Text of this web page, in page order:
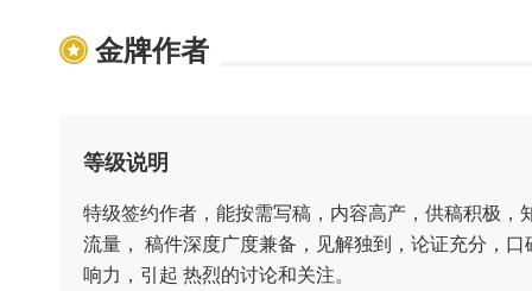
金牌作者
等级说明
特级签约作者，能按需写稿，内容高产，供稿积极，
流量， 稿件深度广度兼备，见解独到，论证充分，
响力，引起 热烈的讨论和关注。